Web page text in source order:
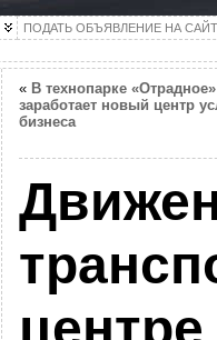
ПОДАТЬ ОБЪЯВЛЕНИЕ НА
« В технопарке «Отрадное»
заработает новый центр
бизнеса